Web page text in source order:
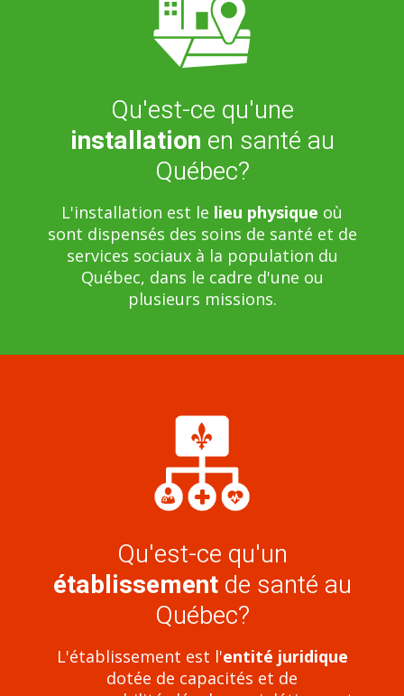
Qu'est-ce qu'une
installation en santé au
Québec?
L'installation est le lieu physique où
sont dispensés des soins de santé et de
services sociaux à la population du
Québec, dans le cadre d'une ou
plusieurs missions.
Qu'est-ce qu'un
établissementde santé au
Québec?
L'établissement est l'entité juridique
dotée de capacités et de